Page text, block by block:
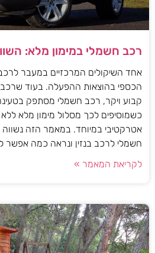
רכב חשמלי במימון מלא:
אחד השיקולים המרכזיים במעבר
הכספי בהוצאות ההפעלה. בעוד שרכבי
קבוע ויקר, רכב חשמלי מסתפק
כשמוסיפים לכך מסלול מימון מלא
אטרקטיבי במיוחד. במאמר הזה נשווה
חשמלי לרכב בנזין ונראה כמה אפשר
לקריאת המאמר »